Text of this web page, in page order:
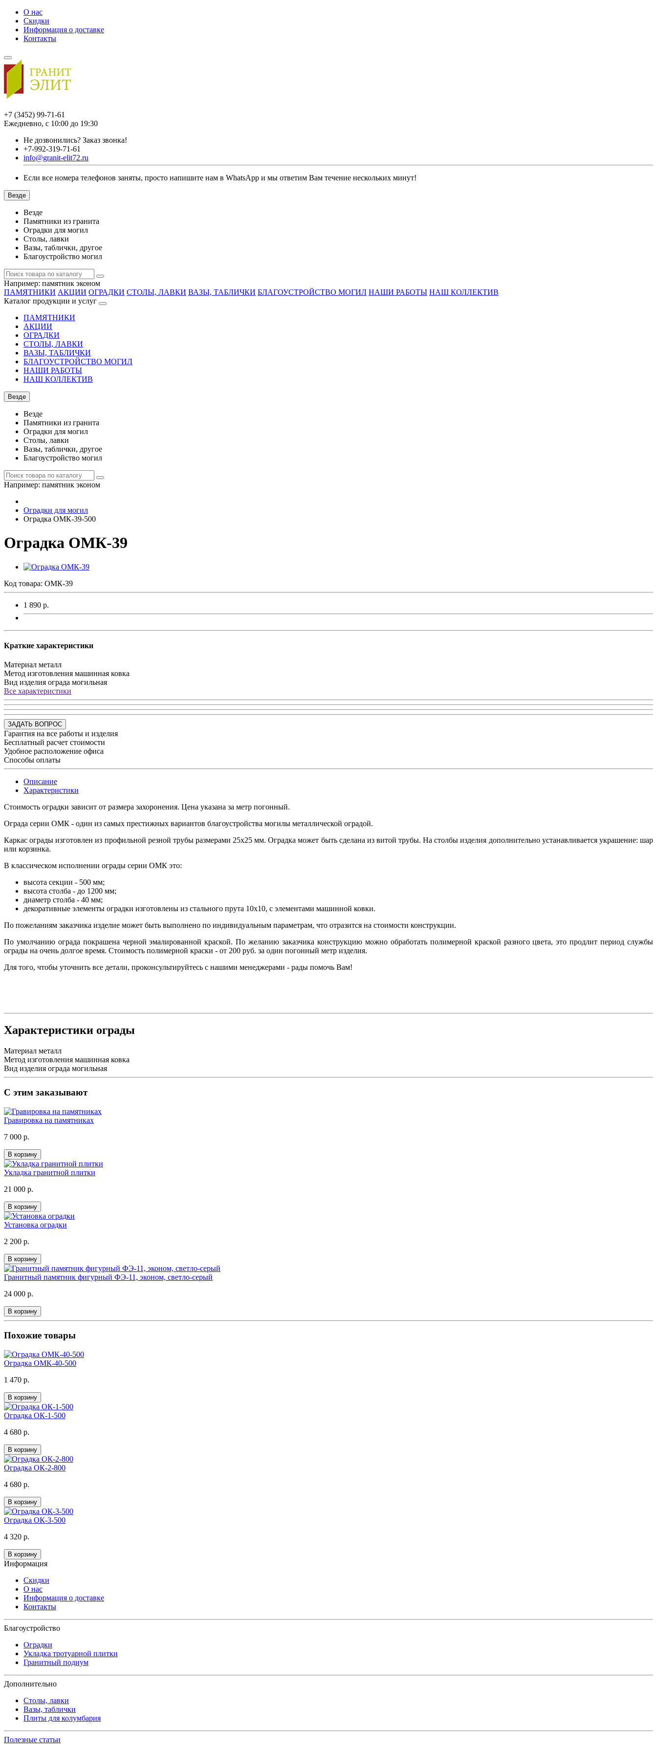
О нас
Скидки
Информация о доставке
Контакты
+7 (3452) 99-71-61
Ежедневно, с 10:00 до 19:30
Не дозвонились? Заказ звонка!
+7-992-319-71-61
info@granit-elit72.ru
Если все номера телефонов заняты, просто напишите нам в WhatsApp и мы ответим Вам течение нескольких минут!
Везде
Везде
Памятники из гранита
Оградки для могил
Столы, лавки
Вазы, таблички, другое
Благоустройство могил
Например: памятник эконом
ПАМЯТНИКИ АКЦИИ ОГРАДКИ СТОЛЫ, ЛАВКИ ВАЗЫ, ТАБЛИЧКИ БЛАГОУСТРОЙСТВО МОГИЛ НАШИ РАБОТЫ НАШ КОЛЛЕКТИВ
Каталог продукции и услуг
ПАМЯТНИКИ
АКЦИИ
ОГРАДКИ
СТОЛЫ, ЛАВКИ
ВАЗЫ, ТАБЛИЧКИ
БЛАГОУСТРОЙСТВО МОГИЛ
НАШИ РАБОТЫ
НАШ КОЛЛЕКТИВ
Везде
Везде
Памятники из гранита
Оградки для могил
Столы, лавки
Вазы, таблички, другое
Благоустройство могил
Например: памятник эконом
Оградки для могил
Оградка ОМК-39-500
Оградка ОМК-39
Код товара: ОМК-39
1 890 р.
Краткие характеристики
Материал металл
Метод изготовления машинная ковка
Вид изделия ограда могильная
Все характеристики
ЗАДАТЬ ВОПРОС
Гарантия на все работы и изделия
Бесплатный расчет стоимости
Удобное расположение офиса
Способы оплаты
Описание
Характеристики
Стоимость оградки зависит от размера захоронения. Цена указана за метр погонный.
Ограда серии ОМК - один из самых престижных вариантов благоустройства могилы металлической оградой.
Каркас ограды изготовлен из профильной резной трубы размерами 25x25 мм. Оградка может быть сделана из витой трубы. На столбы изделия дополнительно устанавливается украшение: шар
или корзинка.
В классическом исполнении ограды серии ОМК это:
высота секции - 500 мм;
высота столба - до 1200 мм;
диаметр столба - 40 мм;
декоративные элементы оградки изготовлены из стального прута 10х10, с элементами машинной ковки.
По пожеланиям заказчика изделие может быть выполнено по индивидуальным параметрам, что отразится на стоимости конструкции.
По умолчанию ограда покрашена черной эмалированной краской. По желанию заказчика конструкцию можно обработать полимерной краской разного цвета, это продлит период службы
ограды на очень долгое время. Стоимость полимерной краски - от 200 руб. за один погонный метр изделия.
Для того, чтобы уточнить все детали, проконсультируйтесь с нашими менеджерами - рады помочь Вам!
Характеристики ограды
Материал металл
Метод изготовления машинная ковка
Вид изделия ограда могильная
С этим заказывают
Гравировка на памятниках
7 000 р.
В корзину
Укладка гранитной плитки
21 000 р.
В корзину
Установка оградки
2 200 р.
В корзину
Гранитный памятник фигурный ФЭ-11, эконом, светло-серый
24 000 р.
В корзину
Похожие товары
Оградка ОМК-40-500
1 470 р.
В корзину
Оградка ОК-1-500
4 680 р.
В корзину
Оградка ОК-2-800
4 680 р.
В корзину
Оградка ОК-3-500
4 320 р.
В корзину
Информация
Скидки
О нас
Информация о доставке
Контакты
Благоустройство
Оградки
Укладка тротуарной плитки
Гранитный подиум
Дополнительно
Столы, лавки
Вазы, таблички
Плиты для колумбария
Полезные статьи